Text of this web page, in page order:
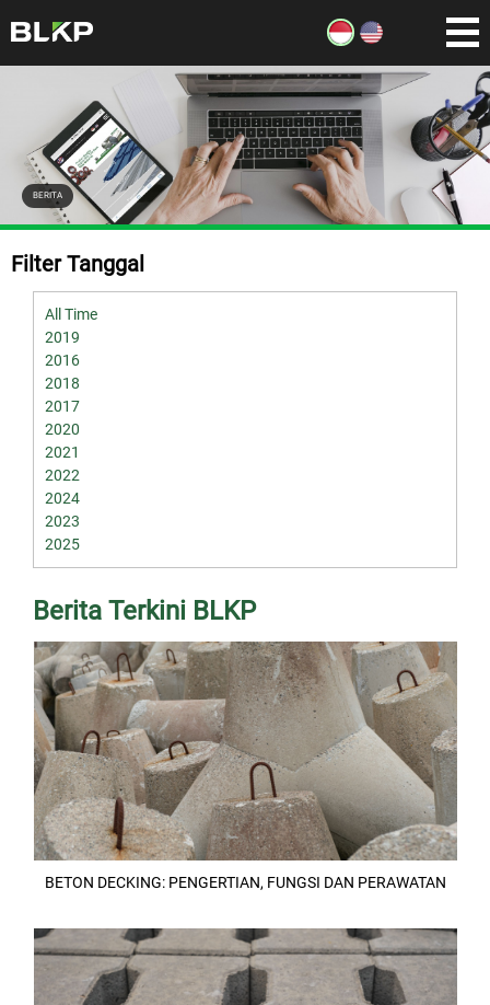
BERITA
Filter Tanggal
All Time
2019
2016
2018
2017
2020
2021
2022
2024
2023
2025
Berita Terkini BLKP
BETON DECKING: PENGERTIAN, FUNGSI DAN PERAWATAN